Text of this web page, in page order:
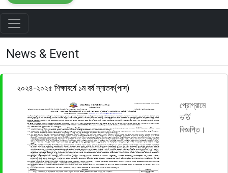
News & Event
২০২৪-২০২৫ শিক্ষাবর্ষে ১ম বর্ষ স্নাতক(পাস)
প্রোগ্রামে
ভর্তি
বিজ্ঞপ্তি।